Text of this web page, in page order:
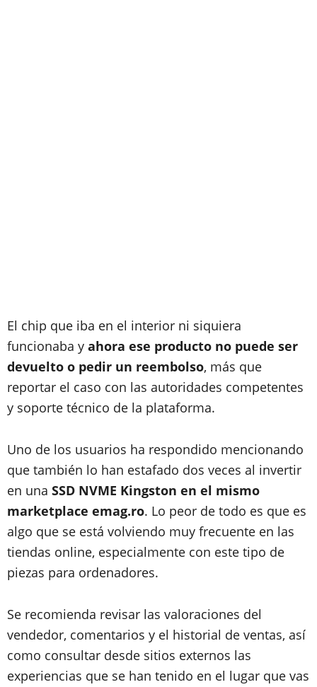
El chip que iba en el interior ni siquiera
funcionaba y ahora ese producto no puede ser
devuelto o pedir un reembolso, más que
reportar el caso con las autoridades competentes
y soporte técnico de la plataforma.
Uno de los usuarios ha respondido mencionando
que también lo han estafado dos veces al invertir
en una SSD NVME Kingston en el mismo
marketplace emag.ro. Lo peor de todo es que es
algo que se está volviendo muy frecuente en las
tiendas online, especialmente con este tipo de
piezas para ordenadores.
Se recomienda revisar las valoraciones del
vendedor, comentarios y el historial de ventas, así
como consultar desde sitios externos las
experiencias que se han tenido en el lugar que vas